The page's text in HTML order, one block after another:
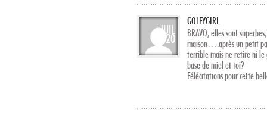
JUIL
20
GOLFYGIRL
BRAVO, elles sont
maison….après un petit
terrible mais ne retire ni
base de miel et toi?
Félécitations pour cette